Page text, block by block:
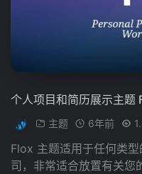
个人项目和简历展示主题
主题 6年前
Flox 主题适用于任何类
司，非常适合放置有关